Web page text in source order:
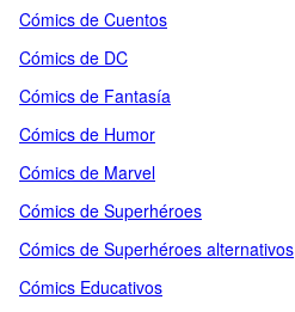
Cómics de Cuentos
Cómics de DC
Cómics de Fantasía
Cómics de Humor
Cómics de Marvel
Cómics de Superhéroes
Cómics de Superhéroes alternativos
Cómics Educativos